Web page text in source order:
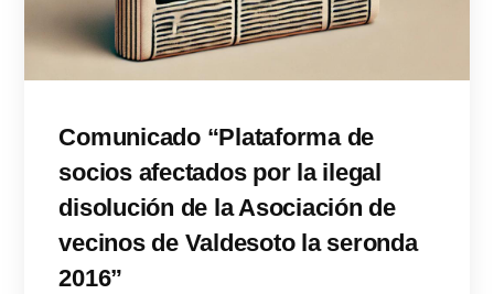
Comunicado “Plataforma de
socios afectados por la ilegal
disolución de la Asociación de
vecinos de Valdesoto la seronda
2016”